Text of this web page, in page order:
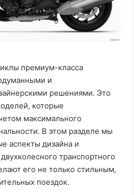
премиум-класса
и
решениями. Это
которые
максимального
В этом разделе мы
аспекты дизайна и
транспортного
его не только стильным,
поездок.